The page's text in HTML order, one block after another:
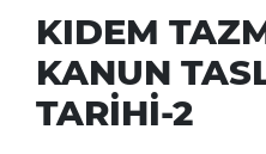
KIDEM
KANUN
TARİHİ-2